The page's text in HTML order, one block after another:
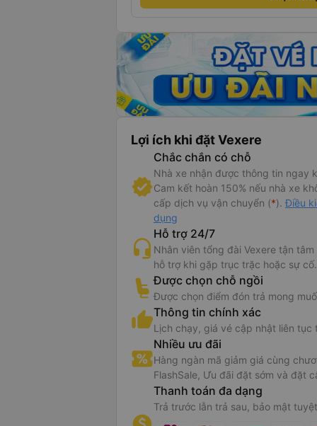
Lợi ích khi đặt Vexere
Chắc chắn có chỗ
Nhà xe nhận được thông tin ngay
Cam kết hoàn 150% nếu nhà xe
cấp dịch vụ vận chuyển (*). Điều
dụng
Hỗ trợ 24/7
Nhân viên tổng đài Vexere tận
hỗ trợ khi gặp trục trặc hoặc sự cố.
Được chọn chỗ ngồi
Được chọn điểm đón trả mong
Thông tin chính xác
Lịch chạy, giá vé cập nhật liên tục
Nhiều ưu đãi
Hàng ngàn mã giảm giá cùng
FlashSale, Ưu đãi đặt sớm và đặt
Thanh toán đa dạng
Trả trước lẫn trả sau, bảo mật
tin xe Hùng Tiến - Tuy Hòa
XE GIƯỜNG NẰM HÙNG TIẾN SÀI GÒN - PHÚ YÊN
mở bán vé trực tuyến xe giường nằm Hùng Tiến đi Tuy Hòa - thương hiệu mới
bằng chất lượng và phục vụ chu đáo. Xem bài viết:Review xe Hùng Tiến đi Phú
của hãng xe Hùng Tiến nằm tại đường Nguyễn Văn Linh, thành phố Tuy
chạy tuyến đường Sài Gòn - Phú Yên, nên việc đảm bảo chất lượng dịch vụ
hiệu với khách hành luôn được đề cao.
dàng tham khảo thông tin trên website vì VeXeRe.com luôn cập nhật đầy đủsố
hình ảnh nhà xe Hùng Tiến. cùng các thông tin mới nhất.